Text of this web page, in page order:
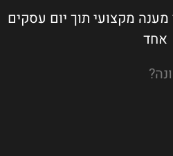
מקצועי תוך יום עסקים
אחד